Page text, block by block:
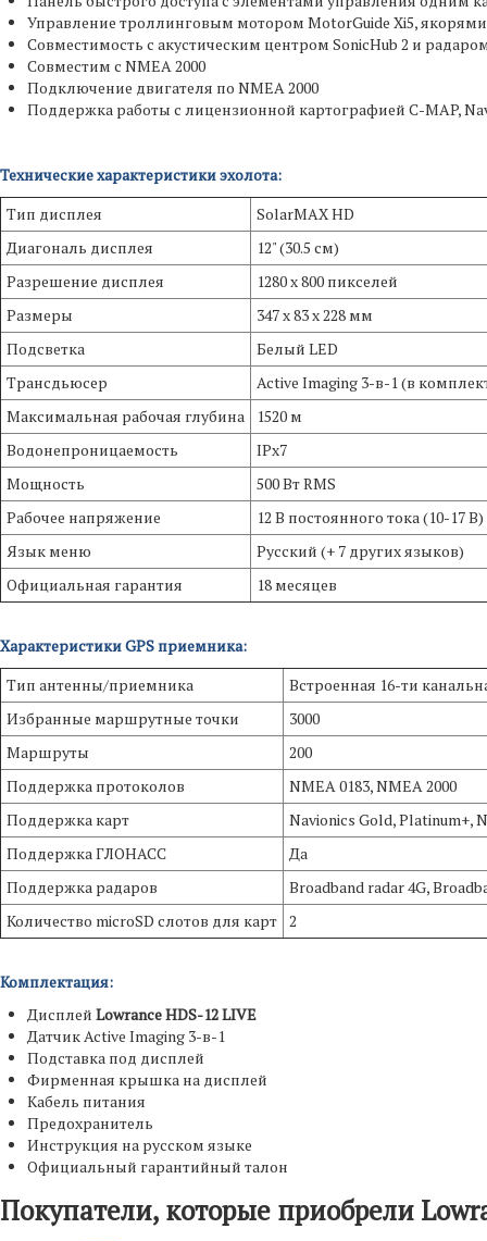
Управление троллинговым мотором MotorGuide Xi5,
Совместимость с акустическим центром SonicHub 2 и
Совместим с NMEA 2000
Подключение двигателя по NMEA 2000
Поддержка работы с лицензионной картографией C-MAP,
Технические характеристики эхолота:
Тип дисплея
SolarMAX HD
Диагональ дисплея
12" (30.5 см)
Разрешение дисплея
1280 x 800 пикселей
Размеры
347 x 83 x 228 мм
Подсветка
Белый LED
Трансдьюсер
Active Imaging 3-в-1 (в
Максимальная рабочая глубина
1520 м
Водонепроницаемость
IPx7
Мощность
500 Вт RMS
Рабочее напряжение
12 В постоянного тока (10-17 В)
Язык меню
Русский (+ 7 других языков)
Официальная гарантия
18 месяцев
Характеристики GPS приемника:
Тип антенны/приемника
Встроенная 16-ти
Избранные маршрутные точки
3000
Маршруты
200
Поддержка протоколов
NMEA 0183, NMEA 2000
Поддержка карт
Navionics Gold, Platinum+,
Поддержка ГЛОНАСС
Да
Поддержка радаров
Broadband radar 4G,
Количество microSD слотов для карт 2
Комплектация:
Дисплей Lowrance HDS-12 LIVE
Датчик Active Imaging 3-в-1
Подставка под дисплей
Фирменная крышка на дисплей
Кабель питания
Предохранитель
Инструкция на русском языке
Официальный гарантийный талон
Покупатели, которые приобрели